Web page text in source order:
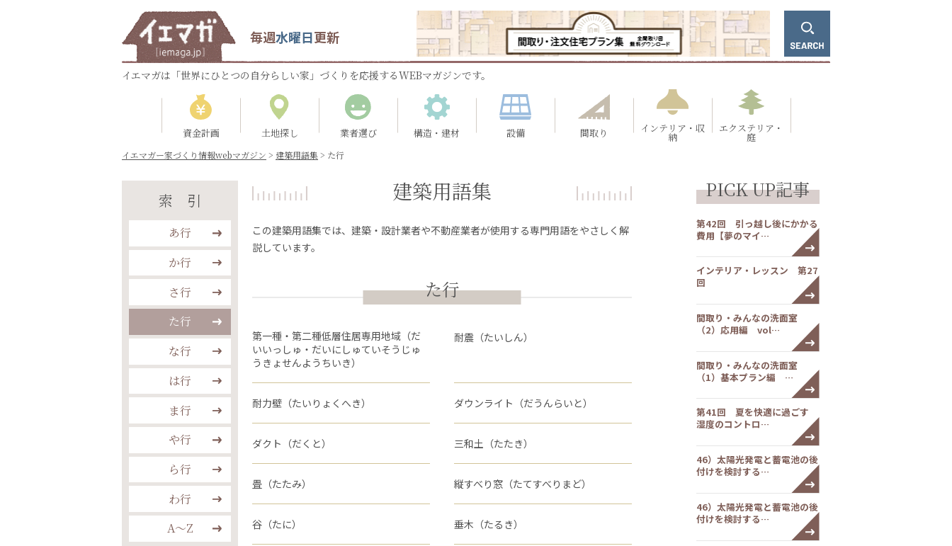
毎週水曜日更新
イエマガは「世界にひとつの自分らしい家」づくりを応援するWEBマガジンです。
資金計画 土地探し 業者選び 構造・建材 設備 間取り インテリア・収
納
エクステリア・
庭
イエマガー家づくり情報webマガジン > 建築用語集 > た行
索引
あ行
か行
さ行
た行
な行
は行
ま行
や行
ら行
わ行
A〜Z
建築用語集
この建築用語集では、建築・設計業者や不動産業者が使用する専門用語をやさしく解
説しています。
た行
第一種・第二種低層住居専用地域（だ
いいっしゅ・だいにしゅていそうじゅ
うきょせんようちいき）
耐震（たいしん）
耐力壁（たいりょくへき） ダウンライト（だうんらいと）
ダクト（だくと） 三和土（たたき）
畳（たたみ） 縦すべり窓（たてすべりまど）
谷（たに） 垂木（たるき）
PICK UP記事
第42回 引っ越し後にかかる
費用【夢のマイ…
インテリア・レッスン 第27
回
間取り・みんなの洗面室
（2）応用編 vol…
間取り・みんなの洗面室
（1）基本プラン編 …
第41回 夏を快適に過ごす
湿度のコントロ…
46）太陽光発電と蓄電池の後
付けを検討する…
46）太陽光発電と蓄電池の後
付けを検討する…